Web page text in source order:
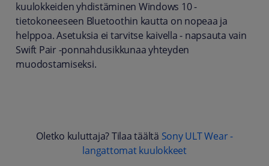
kuulokkeiden yhdistäminen Windows 10 -
tietokoneeseen Bluetoothin kautta on nopeaa ja
helppoa. Asetuksia ei tarvitse kaivella - napsauta vain
Swift Pair -ponnahdusikkunaa yhteyden
muodostamiseksi.
Oletko kuluttaja? Tilaa täältä Sony ULT Wear -
langattomat kuulokkeet